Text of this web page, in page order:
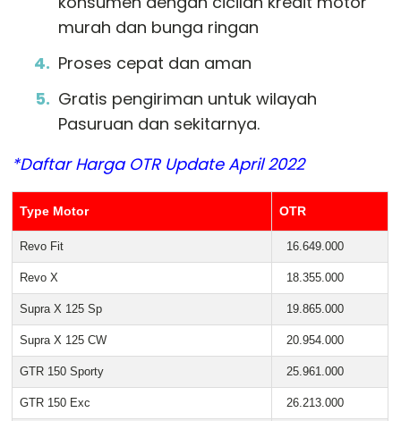
murah dan bunga ringan
Proses cepat dan aman
Gratis pengiriman untuk wilayah
Pasuruan dan sekitarnya.
*Daftar Harga OTR Update April 2022
Type Motor OTR
Revo Fit 16.649.000
Revo X 18.355.000
Supra X 125 Sp 19.865.000
Supra X 125 CW 20.954.000
GTR 150 Sporty 25.961.000
GTR 150 Exc 26.213.000